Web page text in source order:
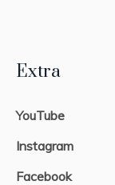
Extra
YouTube
Instagram
Facebook